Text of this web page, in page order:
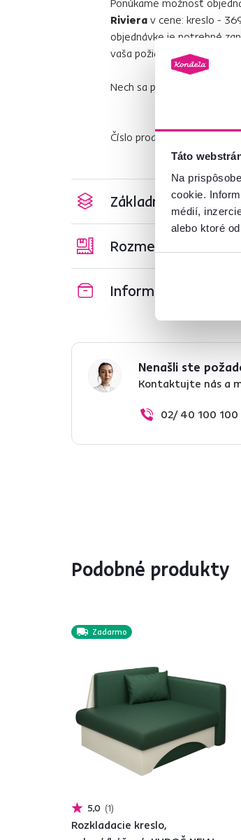
Táto
Na
cookie.
médií,
alebo ktoré
Riviera v cene: kreslo -
objednávke je potrebné
vaša požiadavka zadaná do
Nech sa páči, vyberte si zo
Číslo produktu :
Základné parametre
Rozmery a
Informácie o balení
Nenašli ste
Kontaktujte nás a
02/ 40 100 100
Podobné produkty
Zadarmo
5,0 1
Rozkladacie kreslo,